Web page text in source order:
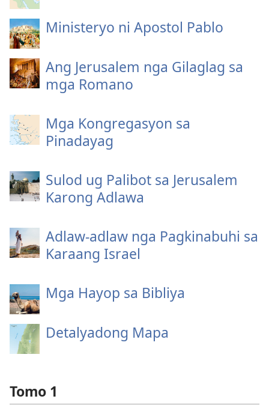
Ministeryo ni Apostol Pablo
Ang Jerusalem nga Gilaglag sa
mga Romano
Mga Kongregasyon sa
Pinadayag
Sulod ug Palibot sa Jerusalem
Karong Adlawa
Adlaw-adlaw nga Pagkinabuhi sa
Karaang Israel
Mga Hayop sa Bibliya
Detalyadong Mapa
Tomo 1